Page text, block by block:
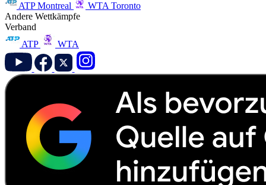
ATP Montreal
WTA Toronto
Andere Wettkämpfe
Verband
ATP
WTA